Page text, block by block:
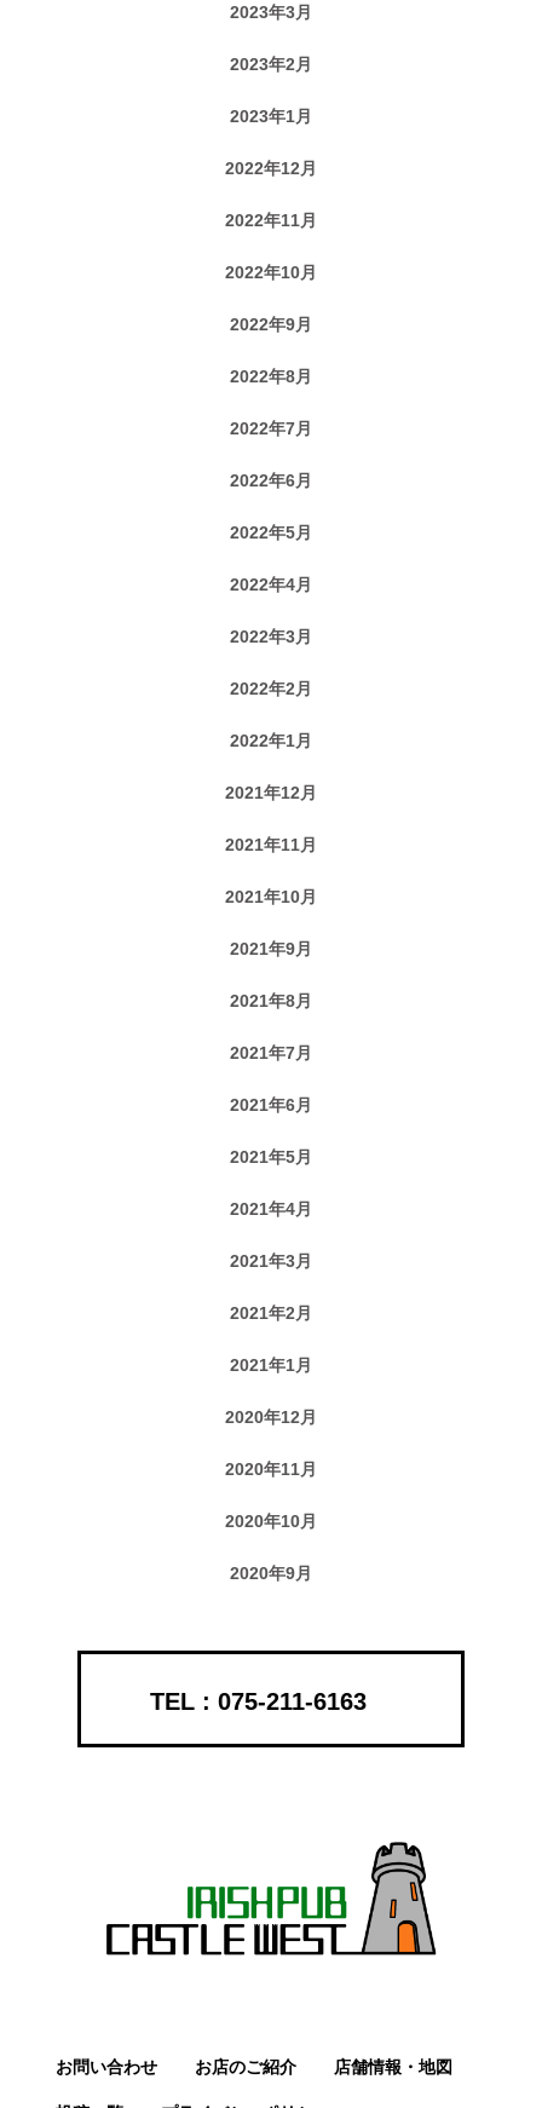
2023年3月
2023年2月
2023年1月
2022年12月
2022年11月
2022年10月
2022年9月
2022年8月
2022年7月
2022年6月
2022年5月
2022年4月
2022年3月
2022年2月
2022年1月
2021年12月
2021年11月
2021年10月
2021年9月
2021年8月
2021年7月
2021年6月
2021年5月
2021年4月
2021年3月
2021年2月
2021年1月
2020年12月
2020年11月
2020年10月
2020年9月
075-211-6163
お問い合わせ お店のご紹介 店舗情報・地図